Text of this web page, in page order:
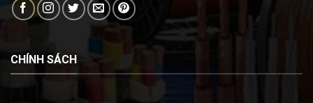
CHÍNH SÁCH